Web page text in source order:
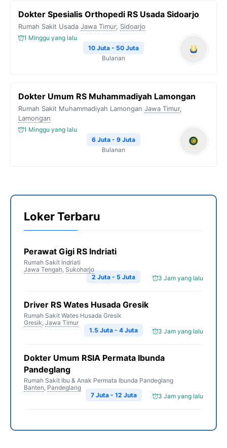
Dokter Spesialis Orthopedi RS Usada Sidoarjo
Rumah Sakit Usada Jawa Timur, Sidoarjo
1 Minggu yang lalu
10 Juta - 50 Juta
Bulanan
Dokter Umum RS Muhammadiyah Lamongan
Rumah Sakit Muhammadiyah Lamongan Jawa Timur,
Lamongan
1 Minggu yang lalu
6 Juta - 9 Juta
Bulanan
Loker Terbaru
Perawat Gigi RS Indriati
Rumah Sakit Indriati
Jawa Tengah, Sukoharjo
3 Jam yang lalu
2 Juta - 5 Juta
Driver RS Wates Husada Gresik
Rumah Sakit Wates Husada Gresik
Gresik, Jawa Timur
3 Jam yang lalu
1.5 Juta - 4 Juta
Dokter Umum RSIA Permata Ibunda
Pandeglang
Rumah Sakit Ibu & Anak Permata Ibunda Pandeglang
Banten, Pandeglang
3 Jam yang lalu
7 Juta - 12 Juta